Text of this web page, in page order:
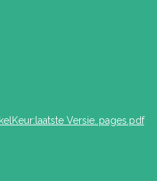
Versie..pages.pdf